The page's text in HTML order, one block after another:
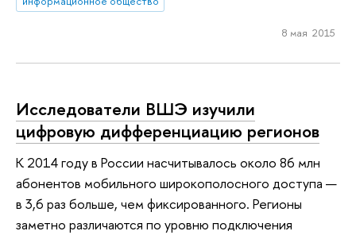
8 мая 2015
Исследователи ВШЭ изучили
цифровую дифференциацию регионов
К 2014 году в России насчитывалось около 86 млн
абонентов мобильного широкополосного доступа —
в 3,6 раз больше, чем фиксированного. Регионы
заметно различаются по уровню подключения